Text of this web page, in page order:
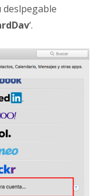
deslpegable
‘.